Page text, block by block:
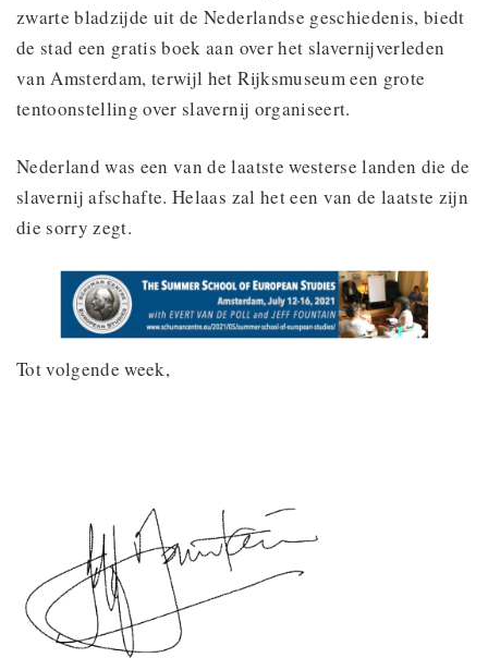
zwarte bladzijde uit de Nederlandse geschiedenis, biedt
de stad een gratis boek aan over het slavernijverleden
van Amsterdam, terwijl het Rijksmuseum een grote
tentoonstelling over slavernij organiseert.
Nederland was een van de laatste westerse landen die de
slavernij afschafte. Helaas zal het een van de laatste zijn
die sorry zegt.
Tot volgende week,